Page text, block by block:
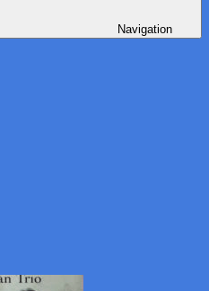
Navigation